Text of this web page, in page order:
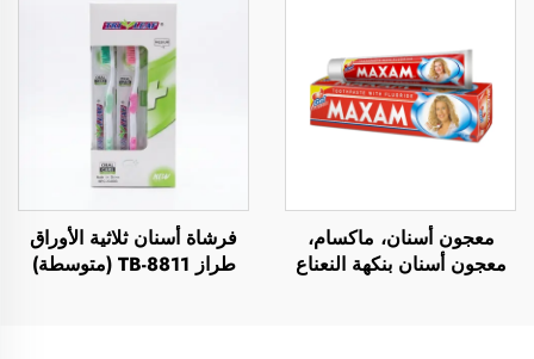
معجون أسنان، ماكسام،
معجون أسنان بنكهة النعناع
فرشاة أسنان ثلاثية الأوراق
طراز TB-8811 (متوسطة)